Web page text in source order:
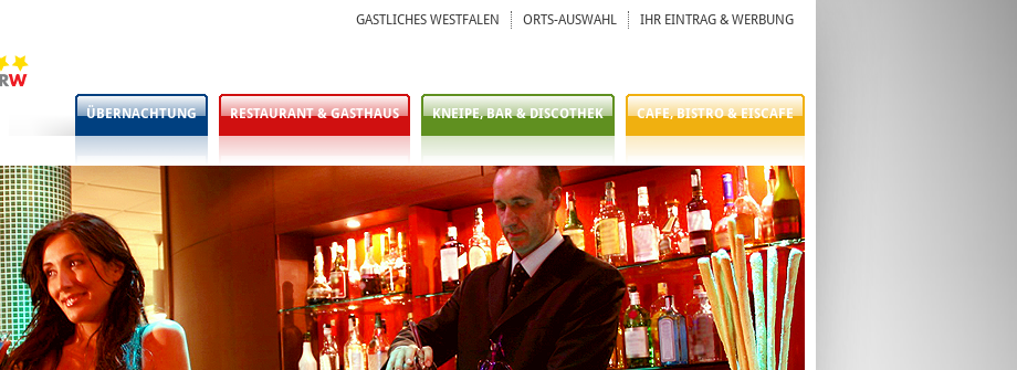
IHR EINTRAG & WERBUNG
ORTS-AUSWAHL
GASTLICHES WESTFALEN
ÜBERNACHTUNG RESTAURANT & GASTHAUS KNEIPE, BAR & DISCOTHEK CAFE, BISTRO & EISCAFE